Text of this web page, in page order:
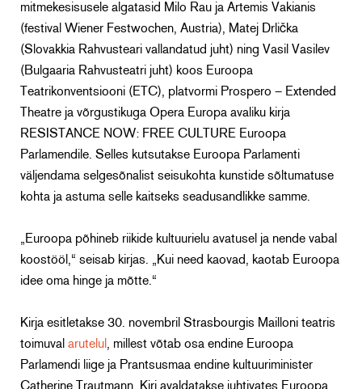
mitmekesisusele algatasid Milo Rau ja Artemis Vakianis
(festival Wiener Festwochen, Austria), Matej Drlička
(Slovakkia Rahvusteari vallandatud juht) ning Vasil Vasilev
(Bulgaaria Rahvusteatri juht) koos Euroopa
Teatrikonventsiooni (ETC), platvormi Prospero – Extended
Theatre ja võrgustikuga Opera Europa avaliku kirja
RESISTANCE NOW: FREE CULTURE Euroopa
Parlamendile. Selles kutsutakse Euroopa Parlamenti
väljendama selgesõnalist seisukohta kunstide sõltumatuse
kohta ja astuma selle kaitseks seadusandlikke samme.
„Euroopa põhineb riikide kultuurielu avatusel ja nende vabal
koostööl,“ seisab kirjas. „Kui need kaovad, kaotab Euroopa
idee oma hinge ja mõtte.“
Kirja esitletakse 30. novembril Strasbourgis Mailloni teatris
toimuval arutelul
, millest võtab osa endine Euroopa
Parlamendi liige ja Prantsusmaa endine kultuuriminister
Catherine Trautmann. Kiri avaldatakse juhtivates Euroopa